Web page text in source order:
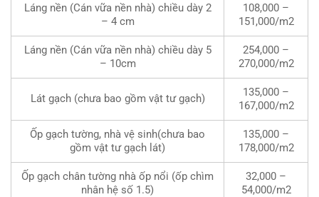
Láng nền (Cán vữa nền nhà) chiều dày 2
– 4 cm
108,000 –
151,000/m2
Láng nền (Cán vữa nền nhà) chiều dày 5
– 10cm
254,000 –
270,000/m2
Lát gạch (chưa bao gồm vật tư gạch)
135,000 –
167,000/m2
Ốp gạch tường, nhà vệ sinh(chưa bao
gồm vật tư gạch lát)
135,000 –
178,000/m2
Ốp gạch chân tường nhà ốp nổi (ốp chìm
nhân hệ số 1.5)
32,000 –
54,000/m2